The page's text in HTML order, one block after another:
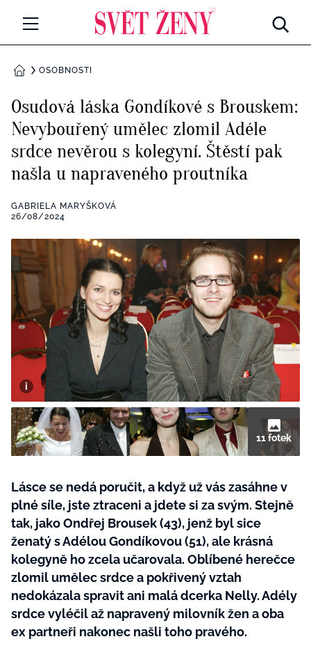
Všechny kategorie
Rozhovory
RETROHUBKY
PSYCHOLOGIE
Seberozvoj
ZDRAVÍ
Životní styl
ZÁBAVA
Všechny kategorie
Testy a kvízy
BYDLENÍ
Všechny kategorie
Tvoření
Rady a tipy
BurdaMedia
Extra
SVĚT ŽENY - 599 KČ
ROČNÍ PŘEDPLATNÉ SVĚT ŽENY +
SADA PRODUKTŮ MANA (10 ks)
DOMŮOSOBNOSTI
Osudová láska Gondíkové s Brouskem:
Nevybouřený umělec zlomil Adéle
srdce nevěrou s kolegyní. Štěstí pak
našla u napraveného proutníka
GABRIELA MARYŠKOVÁ
26/08/2024
11 fotek
Lásce se nedá poručit, a když už vás zasáhne v
plné síle, jste ztraceni a jdete si za svým. Stejně
tak, jako Ondřej Brousek (43), jenž byl sice
ženatý s Adélou Gondíkovou (51), ale krásná
kolegyně ho zcela učarovala. Oblíbené herečce
zlomil umělec srdce a pokřivený vztah
nedokázala spravit ani malá dcerka Nelly. Adély
srdce vyléčil až napravený milovník žen a oba
ex partneři nakonec našli toho pravého.